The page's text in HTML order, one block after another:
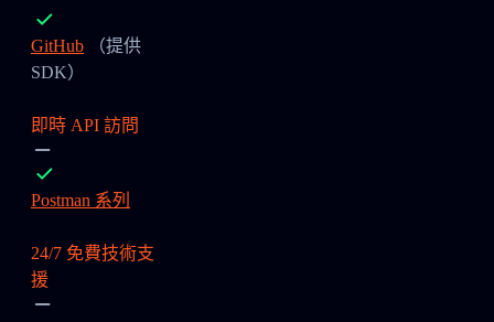
GitHub （提供
SDK）
即時 API 訪問
Postman 系列
24/7 免費技術支
援